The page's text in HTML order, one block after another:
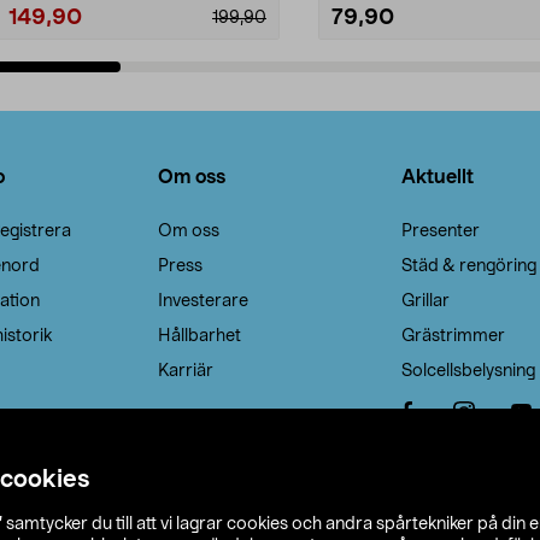
samtycker du till att vi lagrar cookies och andra spårtekniker på din
199,90
149,90 79,90
Om oss
Om oss
Press
Investerare
Hållbarhet
Karriär
Aktuellt
Presenter
Städ & rengöring
Grillar
Grästrimmer
Solcellsbelysning